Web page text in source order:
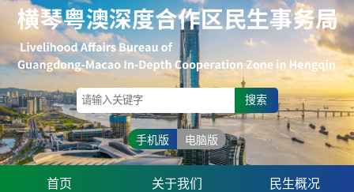
搜索
手机版 电脑版
首页 关于我们 民生概况